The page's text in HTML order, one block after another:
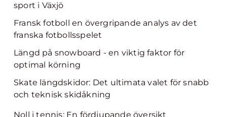
sport i Växjö
Fransk fotboll en övergripande analys av det
franska fotbollsspelet
Längd på snowboard - en viktig faktor för
optimal körning
Skate längdskidor: Det ultimata valet för snabb
och teknisk skidåkning
Noll i tennis: En fördjupande översikt